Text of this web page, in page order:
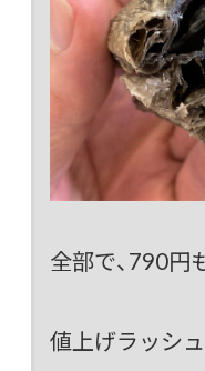
全部で、790円
値上げラッシュ